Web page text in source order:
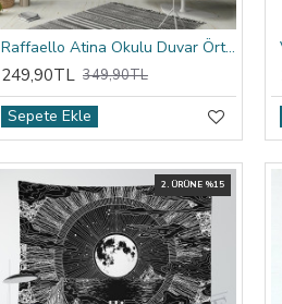
Raffaello Atina Okulu Duvar Örtüsü
249,90TL 349,90TL
Sepete Ekle
2. ÜRÜNE %15